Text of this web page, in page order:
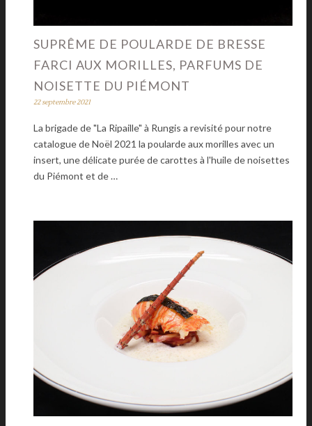
SUPRÊME DE POULARDE DE BRESSE
FARCI AUX MORILLES, PARFUMS DE
NOISETTE DU PIÉMONT
22 septembre 2021
La brigade de "La Ripaille" à Rungis a revisité pour notre
catalogue de Noël 2021 la poularde aux morilles avec un
insert, une délicate purée de carottes à l'huile de noisettes
du Piémont et de …